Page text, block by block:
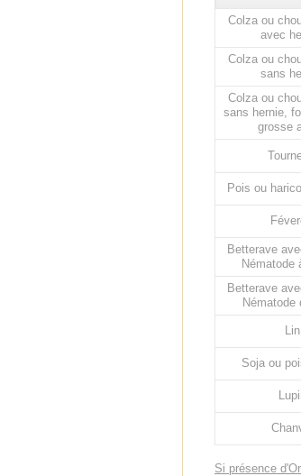
Colza ou
avec
Colza ou
sans
Colza ou
sans hernie,
grosse
Pois ou
Betterave
Nématode
Betterave
Nématode
Lin
Soja ou
Si présence